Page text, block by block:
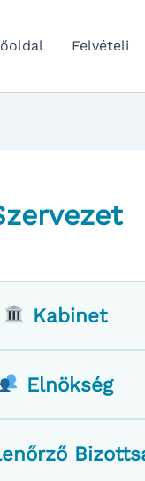
Felvételi
Kabinet
Elnökség